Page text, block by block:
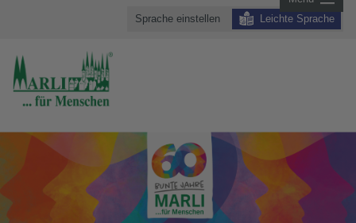
Sprache einstellen Leichte Sprache